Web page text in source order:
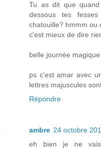
Tu as dit que
dessous tes
chatouille? hmmm ou
c'est mieux de dire
belle journée
ps c'est amar avec
lettres majuscules
Répondre
ambre 24 octobre
eh bien je ne